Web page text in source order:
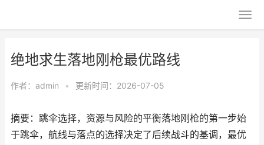
绝地求生落地刚枪最优路线
作者： admin • 更新时间：2026-07-05
摘要：跳伞选择，资源与风险的平衡落地刚枪的第一步始
于跳伞，航线与落点的选择决定了后续战斗的基调，最优